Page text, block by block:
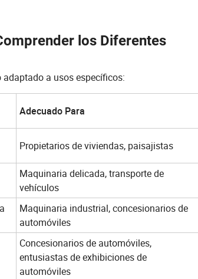
los Diferentes
a usos específicos:
Adecuado Para
Propietarios de viviendas, paisajistas
Maquinaria delicada, transporte de
vehículos
Maquinaria industrial, concesionarios de
automóviles
Concesionarios de automóviles,
entusiastas de exhibiciones de
automóviles